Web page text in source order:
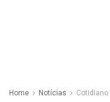
Home Notícias Cotidiano